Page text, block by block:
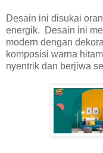
Desain ini disukai
energik. Desain ini
modern dengan
komposisi warna
nyentrik dan berjiwa